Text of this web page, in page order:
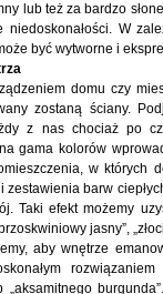
lub też za bardzo
niedoskonałości. W
być wytworne i
domu czy
zostaną ściany.
z nas chociaż po
gama kolorów
w których
zestawienia barw
Taki efekt możemy
jasny”,
aby wnętrze
„aksamitnego